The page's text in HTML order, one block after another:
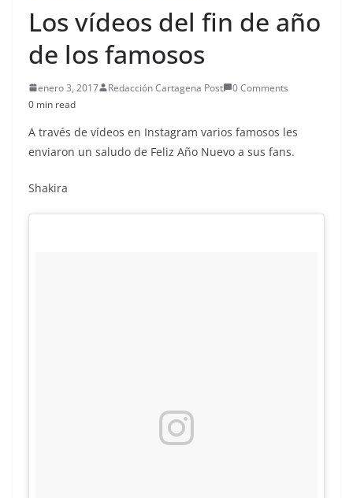
Los vídeos del fin de año
de los famosos
enero 3, 2017 Redacción Cartagena Post
0 Comments
0 min read
A través de vídeos en Instagram varios famosos les
enviaron un saludo de Feliz Año Nuevo a sus fans.
Shakira